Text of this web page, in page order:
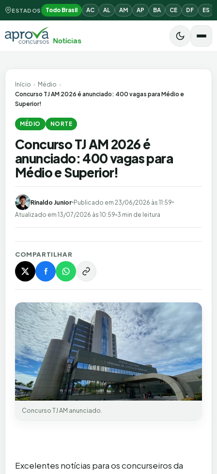
ESTADOS Todo Brasil AC AL AM AP BA CE DF ES
Início › Médio ›
Concurso TJ AM 2026 é anunciado: 400 vagas para Médio e
Superior!
MÉDIO NORTE
Concurso TJ AM 2026 é
anunciado: 400 vagas para
Médio e Superior!
Rinaldo Junior Publicado em 23/06/2026 às 11:59
Atualizado em 13/07/2026 às 10:59 3 min de leitura
COMPARTILHAR
Concurso TJ AM anunciado.
Excelentes notícias para os concurseiros da